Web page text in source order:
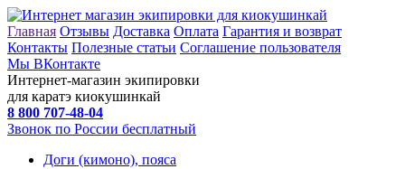
Главная Отзывы Доставка Оплата Гарантия и возврат
Контакты Полезные статьи Соглашение пользователя
Мы ВКонтакте
Интернет-магазин экипировки
для каратэ киокушинкай
8 800 707-48-04
Звонок по России бесплатный
Доги (кимоно), пояса